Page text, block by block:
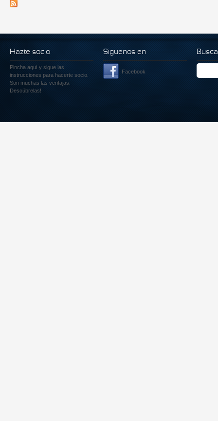
Hazte socio
Pincha aquí y sigue las
instrucciones para hacerte socio.
Son muchas las ventajas.
Descúbrelas!
Siguenos en
Facebook